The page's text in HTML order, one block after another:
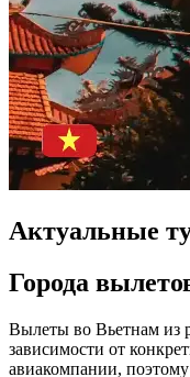
Актуальные
Города
Вылеты во Вьетнам из
зависимости от
авиакомпании, поэтому